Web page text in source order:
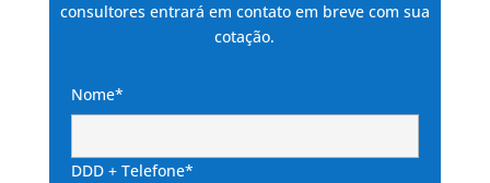
consultores entrará em contato em breve com sua
cotação.
Nome*
DDD + Telefone*